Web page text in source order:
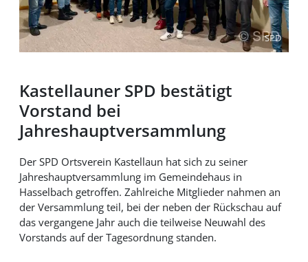
SPD
Kastellauner SPD bestätigt
Vorstand bei
Jahreshauptversammlung
Der SPD Ortsverein Kastellaun hat sich zu seiner
Jahreshauptversammlung im Gemeindehaus in
Hasselbach getroffen. Zahlreiche Mitglieder nahmen an
der Versammlung teil, bei der neben der Rückschau auf
das vergangene Jahr auch die teilweise Neuwahl des
Vorstands auf der Tagesordnung standen.